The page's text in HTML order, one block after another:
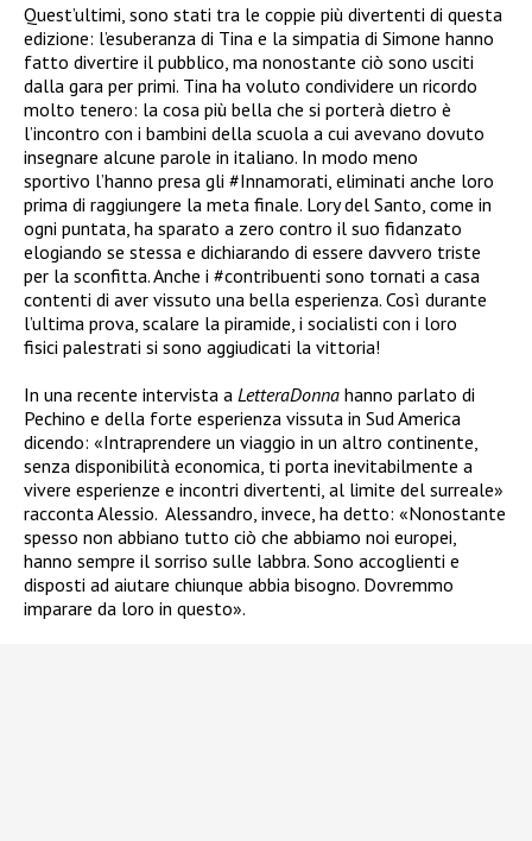
Quest’ultimi, sono stati tra le coppie più divertenti di questa
edizione: l’esuberanza di Tina e la simpatia di Simone hanno
fatto divertire il pubblico, ma nonostante ciò sono usciti
dalla gara per primi. Tina ha voluto condividere un ricordo
molto tenero: la cosa più bella che si porterà dietro è
l’incontro con i bambini della scuola a cui avevano dovuto
insegnare alcune parole in italiano. In modo meno
sportivo l’hanno presa gli #Innamorati, eliminati anche loro
prima di raggiungere la meta finale. Lory del Santo, come in
ogni puntata, ha sparato a zero contro il suo fidanzato
elogiando se stessa e dichiarando di essere davvero triste
per la sconfitta. Anche i #contribuenti sono tornati a casa
contenti di aver vissuto una bella esperienza. Così durante
l’ultima prova, scalare la piramide, i socialisti con i loro
fisici palestrati si sono aggiudicati la vittoria!
In una recente intervista a LetteraDonna hanno parlato di
Pechino e della forte esperienza vissuta in Sud America
dicendo: «Intraprendere un viaggio in un altro continente,
senza disponibilità economica, ti porta inevitabilmente a
vivere esperienze e incontri divertenti, al limite del surreale»
racconta Alessio. Alessandro, invece, ha detto: «Nonostante
spesso non abbiano tutto ciò che abbiamo noi europei,
hanno sempre il sorriso sulle labbra. Sono accoglienti e
disposti ad aiutare chiunque abbia bisogno. Dovremmo
imparare da loro in questo».